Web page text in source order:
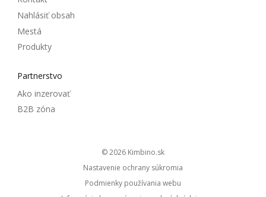
Nahlásiť obsah
Mestá
Produkty
Partnerstvo
Ako inzerovať
B2B zóna
© 2026
kimbino.sk
Nastavenie ochrany súkromia
Podmienky používania webu